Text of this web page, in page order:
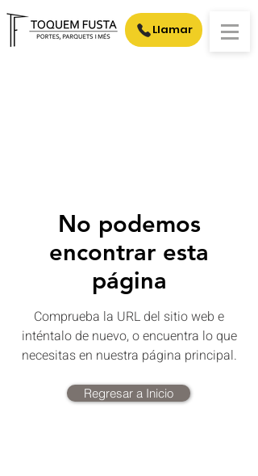
Llamar
No podemos
encontrar esta
página
Comprueba la URL del sitio web e
inténtalo de nuevo, o encuentra lo que
necesitas en nuestra página principal.
Regresar a Inicio